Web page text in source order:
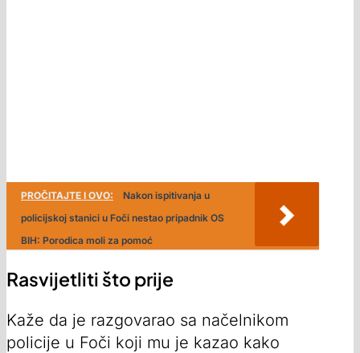
PROČITAJTE I OVO:
Nakon ispitivanja u
policijskoj stanici u Foči nestao pripadnik OS
BIH: Porodica moli za pomoć
Rasvijetliti što prije
Kaže da je razgovarao sa načelnikom
policije u Foči koji mu je kazao kako